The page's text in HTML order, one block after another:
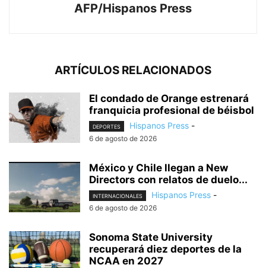
AFP/Hispanos Press
ARTÍCULOS RELACIONADOS
El condado de Orange estrenará
franquicia profesional de béisbol
DEPORTES Hispanos Press -
6 de agosto de 2026
México y Chile llegan a New
Directors con relatos de duelo...
INTERNACIONALES Hispanos Press -
6 de agosto de 2026
Sonoma State University
recuperará diez deportes de la
NCAA en 2027